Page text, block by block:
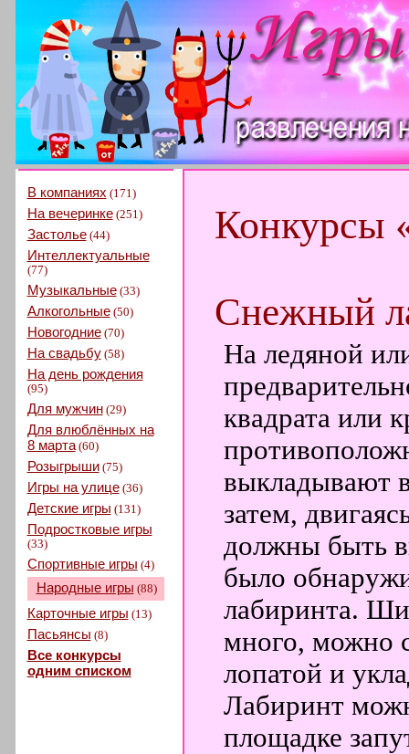
В компаниях (171)
На вечеринке(251)
Застолье(44)
Интеллектуальные
(77)
Музыкальные(33)
Алкогольные(50)
Новогодние(70)
На свадьбу(58)
На день рождения
(95)
Для мужчин(29)
Для влюблённых на
8 марта(60)
Розыгрыши(75)
Игры на улице(36)
Детские игры (131)
Подростковые игры
(33)
Спортивные игры (4)
Народные игры (88)
Карточные игры (13)
Пасьянсы (8)
Все конкурсы
одним списком
Конкурсы
Снежный
На ледяной
квадрата или
выкладывают
затем,
должны быть
было
лабиринта.
много, можно
лопатой и
Лабиринт
площадке